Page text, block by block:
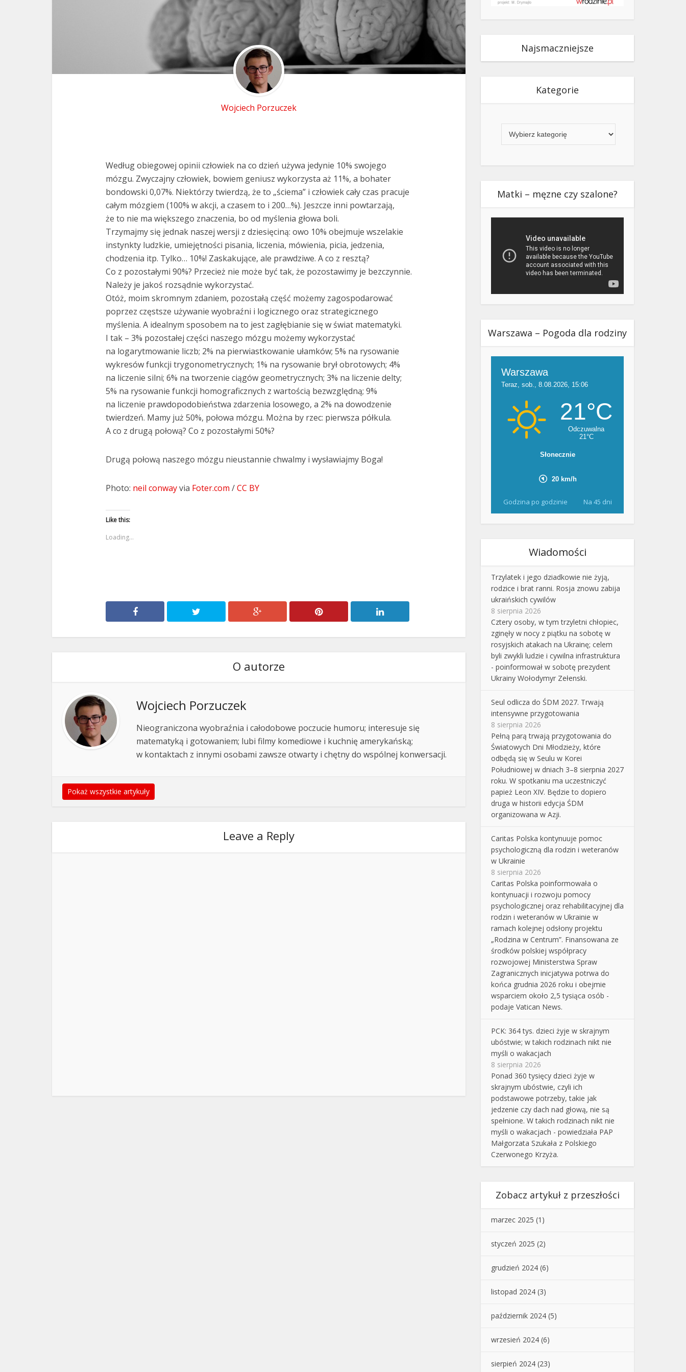
Wojciech Porzuczek
Według obiegowej opinii człowiek na co dzień używa jedynie 10% swojego
mózgu. Zwyczajny człowiek, bowiem geniusz wykorzysta aż 11%, a bohater
bondowski 0,07%. Niektórzy twierdzą, że to „ściema” i człowiek cały czas pracuje
całym mózgiem (100% w akcji, a czasem to i 200…%). Jeszcze inni powtarzają,
że to nie ma większego znaczenia, bo od myślenia głowa boli.
Trzymajmy się jednak naszej wersji z dziesięciną: owo 10% obejmuje wszelakie
instynkty ludzkie, umiejętności pisania, liczenia, mówienia, picia, jedzenia,
chodzenia itp. Tylko… 10%! Zaskakujące, ale prawdziwe. A co z resztą?
Co z pozostałymi 90%? Przecież nie może być tak, że pozostawimy je bezczynnie.
Należy je jakoś rozsądnie wykorzystać.
Otóż, moim skromnym zdaniem, pozostałą część możemy zagospodarować
poprzez częstsze używanie wyobraźni i logicznego oraz strategicznego
myślenia. A idealnym sposobem na to jest zagłębianie się w świat matematyki.
I tak – 3% pozostałej części naszego mózgu możemy wykorzystać
na logarytmowanie liczb; 2% na pierwiastkowanie ułamków; 5% na rysowanie
wykresów funkcji trygonometrycznych; 1% na rysowanie brył obrotowych; 4%
na liczenie silni; 6% na tworzenie ciągów geometrycznych; 3% na liczenie delty;
5% na rysowanie funkcji homograficznych z wartością bezwzględną; 9%
na liczenie prawdopodobieństwa zdarzenia losowego, a 2% na dowodzenie
twierdzeń. Mamy już 50%, połowa mózgu. Można by rzec: pierwsza półkula.
A co z drugą połową? Co z pozostałymi 50%?
Drugą połową naszego mózgu nieustannie chwalmy i wysławiajmy Boga!
Photo: neil conwayvia Foter.com /CC BY
Like this:
Loading...
O autorze
Wojciech Porzuczek
Nieograniczona wyobraźnia i całodobowe poczucie humoru; interesuje się
matematyką i gotowaniem; lubi filmy komediowe i kuchnię amerykańską;
w kontaktach z innymi osobami zawsze otwarty i chętny do wspólnej konwersacji.
Pokaż wszystkie artykuły
Leave a Reply
Najsmaczniejsze
Kategorie
Matki – męzne czy szalone?
Warszawa – Pogoda dla rodziny
Godzina po godzinie Na 45 dni
Wiadomości
Trzylatek i jego dziadkowie nie żyją,
rodzice i brat ranni. Rosja znowu zabija
ukraińskich cywilów
8 sierpnia 2026
Cztery osoby, w tym trzyletni chłopiec,
zginęły w nocy z piątku na sobotę w
rosyjskich atakach na Ukrainę; celem
byli zwykli ludzie i cywilna infrastruktura
- poinformował w sobotę prezydent
Ukrainy Wołodymyr Zełenski.
Seul odlicza do ŚDM 2027. Trwają
intensywne przygotowania
8 sierpnia 2026
Pełną parą trwają przygotowania do
Światowych Dni Młodzieży, które
odbędą się w Seulu w Korei
Południowej w dniach 3–8 sierpnia 2027
roku. W spotkaniu ma uczestniczyć
papież Leon XIV. Będzie to dopiero
druga w historii edycja ŚDM
organizowana w Azji.
Caritas Polska kontynuuje pomoc
psychologiczną dla rodzin i weteranów
w Ukrainie
8 sierpnia 2026
Caritas Polska poinformowała o
kontynuacji i rozwoju pomocy
psychologicznej oraz rehabilitacyjnej dla
rodzin i weteranów w Ukrainie w
ramach kolejnej odsłony projektu
„Rodzina w Centrum”. Finansowana ze
środków polskiej współpracy
rozwojowej Ministerstwa Spraw
Zagranicznych inicjatywa potrwa do
końca grudnia 2026 roku i obejmie
wsparciem około 2,5 tysiąca osób -
podaje Vatican News.
PCK: 364 tys. dzieci żyje w skrajnym
ubóstwie; w takich rodzinach nikt nie
myśli o wakacjach
8 sierpnia 2026
Ponad 360 tysięcy dzieci żyje w
skrajnym ubóstwie, czyli ich
podstawowe potrzeby, takie jak
jedzenie czy dach nad głową, nie są
spełnione. W takich rodzinach nikt nie
myśli o wakacjach - powiedziała PAP
Małgorzata Szukała z Polskiego
Czerwonego Krzyża.
Zobacz artykuł z przeszłości
marzec 2025 (1)
styczeń 2025 (2)
grudzień 2024 (6)
listopad 2024 (3)
październik 2024 (5)
wrzesień 2024 (6)
sierpień 2024 (23)